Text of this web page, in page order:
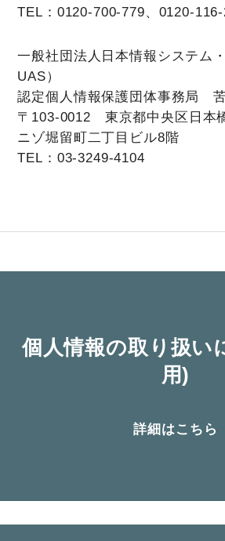
TEL：0120-700-779、0120-
一般社団法人日本情報システム
UAS）
認定個人情報保護団体事務局
〒103-0012 東京都中央区日本
ニゾ堀留町二丁目ビル8階
TEL：03-3249-4104
個人情報の取り扱い
用)
詳細はこちら